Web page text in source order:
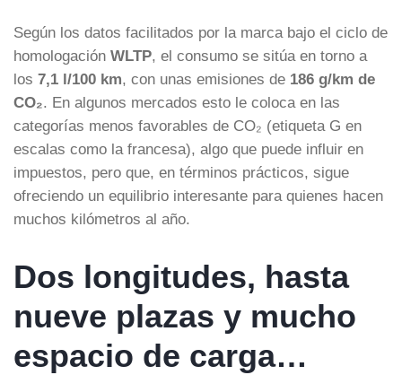
Según los datos facilitados por la marca bajo el ciclo de
homologación WLTP, el consumo se sitúa en torno a
los 7,1 l/100 km, con unas emisiones de 186 g/km de
CO₂. En algunos mercados esto le coloca en las
categorías menos favorables de CO₂ (etiqueta G en
escalas como la francesa), algo que puede influir en
impuestos, pero que, en términos prácticos, sigue
ofreciendo un equilibrio interesante para quienes hacen
muchos kilómetros al año.
Dos longitudes, hasta
nueve plazas y mucho
espacio de carga…